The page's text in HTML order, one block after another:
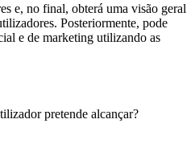
e, no final, obterá uma visão geral
Posteriormente, pode
e de marketing utilizando as
pretende alcançar?